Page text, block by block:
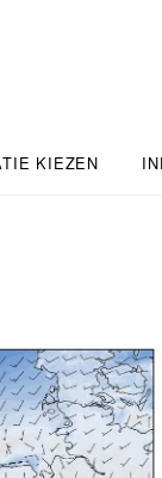
KIEZEN